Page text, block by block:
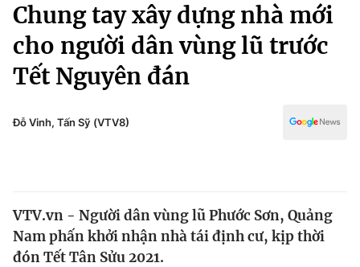
Chuyên mục
Chính trị
Thế giới
Pháp luật
Kinh tế
Thể thao
Truyền hình
Văn hóa - Giải trí
Đời sống
Chung tay xây dựng nhà mới
cho người dân vùng lũ trước
Tết Nguyên đán
Đỗ Vinh, Tấn Sỹ (VTV8)
VTV.vn - Người dân vùng lũ Phước Sơn, Quảng
Nam phấn khởi nhận nhà tái định cư, kịp thời
đón Tết Tân Sửu 2021.